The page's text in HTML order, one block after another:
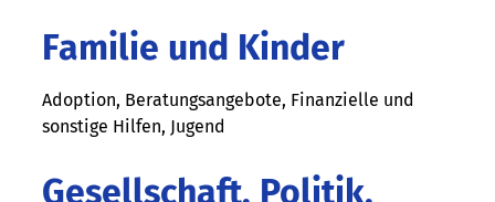
Familie und Kinder
Adoption, Beratungsangebote, Finanzielle und
sonstige Hilfen, Jugend
Gesellschaft, Politik,